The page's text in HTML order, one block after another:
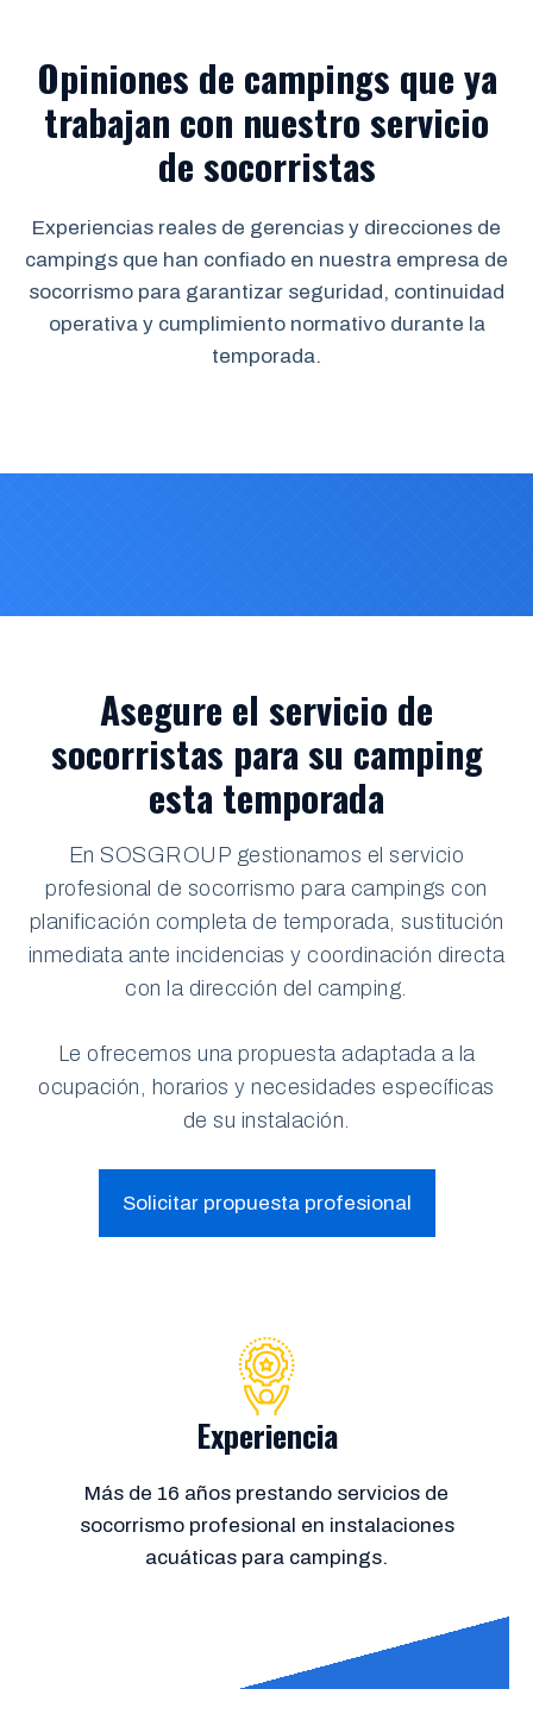
Opiniones de campings que ya
trabajan con nuestro servicio
de socorristas
Experiencias reales de gerencias y direcciones de
campings que han confiado en nuestra empresa de
socorrismo para garantizar seguridad, continuidad
operativa y cumplimiento normativo durante la
temporada.
Asegure el servicio de
socorristas para su camping
esta temporada
En SOSGROUP gestionamos el servicio
profesional de socorrismo para campings con
planificación completa de temporada, sustitución
inmediata ante incidencias y coordinación directa
con la dirección del camping.
Le ofrecemos una propuesta adaptada a la
ocupación, horarios y necesidades específicas
de su instalación.
Solicitar propuesta profesional
Experiencia
Más de 16 años prestando servicios de
socorrismo profesional en instalaciones
acuáticas para campings.